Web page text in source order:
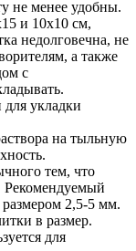
не менее удобны.
и 10x10 см,
недолговечна, не
а также
с
укладки
на тыльную
тем, что
Рекомендуемый
размером 2,5-5 мм.
в размер.
для